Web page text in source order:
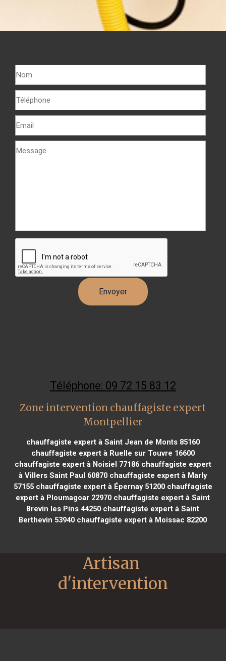
Téléphone: 09 72 15 83 12
Zone intervention chauffagiste expert
Montpellier
chauffagiste expert à Saint Jean de Monts 85160
chauffagiste expert à Ruelle sur Touvre 16600
chauffagiste expert à Noisiel 77186chauffagiste expert
à Villers Saint Paul 60870 chauffagiste expert à Marly
57155chauffagiste expert à Épernay 51200chauffagiste
expert à Ploumagoar 22970 chauffagiste expert à Saint
Brevin les Pins 44250 chauffagiste expert à Saint
Berthevin 53940 chauffagiste expert à Moissac 82200
Artisan
d'intervention